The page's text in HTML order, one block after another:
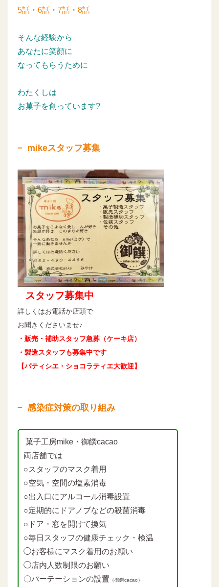
5話 ・ 6話 ・ 7話 ・ 8話
そんな経験から
あなたに笑顔に
なってもらうために
わたくしは
お菓子を創っています?
mikeスタッフ募集
スタッフ募集中
詳しくはお電話か店頭で
お聞きくださいませ♪
・販売・補助スタッフ急募（ケーキ店）
・製造スタッフも募集中です
【パティシエ・ショコラティエ大歓迎】
感染症対策の取り組み
菓子工房mike・御饌cacao
両店舗では
○スタッフのマスク着用
○空気・空間の塩素消毒
○出入口にアルコール消毒設置
○定期的にドアノブなどの殺菌消毒
○ドア・窓を開けて換気
○毎日スタッフの健康チェック・検温
◯お客様にマスク着用のお願い
◯店内人数制限のお願い
〇パーテーションの設置 （御饌cacao）